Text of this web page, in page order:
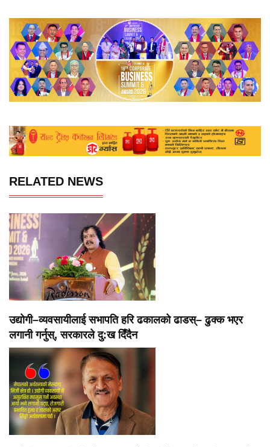
RELATED NEWS
उद्योगी–व्यवसायीलाई सभापति हरि ढकालको ढाडस्– ढुक्क भएर
लगानी गर्नुस्, सरकारले दु:ख दिँदैन